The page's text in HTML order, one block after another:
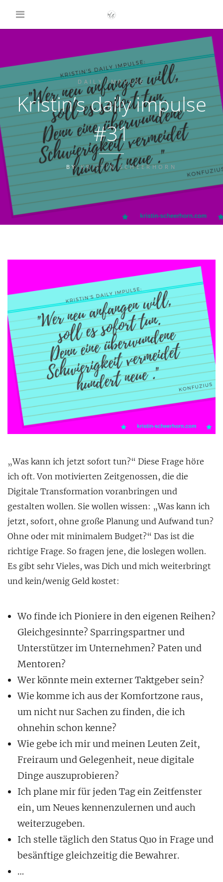
DAILY IMPULSE
Kristin’s daily impulse
#31
BYKRISTIN SCHEERHORN
„Was kann ich jetzt sofort tun?“ Diese Frage höre
ich oft. Von motivierten Zeitgenossen, die die
Digitale Transformation voranbringen und
gestalten wollen. Sie wollen wissen: „Was kann ich
jetzt, sofort, ohne große Planung und Aufwand tun?
Ohne oder mit minimalem Budget?“ Das ist die
richtige Frage. So fragen jene, die loslegen wollen.
Es gibt sehr Vieles, was Dich und mich weiterbringt
und kein/wenig Geld kostet:
Wo finde ich Pioniere in den eigenen Reihen?
Gleichgesinnte? Sparringspartner und
Unterstützer im Unternehmen? Paten und
Mentoren?
Wer könnte mein externer Taktgeber sein?
Wie komme ich aus der Komfortzone raus,
um nicht nur Sachen zu finden, die ich
ohnehin schon kenne?
Wie gebe ich mir und meinen Leuten Zeit,
Freiraum und Gelegenheit, neue digitale
Dinge auszuprobieren?
Ich plane mir für jeden Tag ein Zeitfenster
ein, um Neues kennenzulernen und auch
weiterzugeben.
Ich stelle täglich den Status Quo in Frage und
besänftige gleichzeitig die Bewahrer.
…